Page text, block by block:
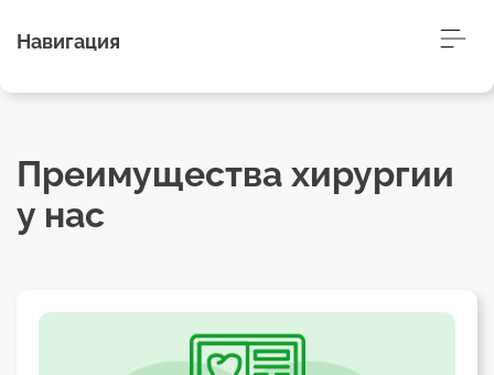
Навигация
Преимущества хирургии
у нас